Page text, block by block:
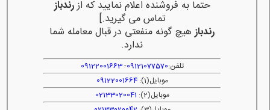
حتما به فروشنده اعلام نمایید که ازرندباز
تماس می گیرید.]
رندبازهیچ گونه منفعتی در قبال معامله شما
ندارد.
تلفن:09121077570
-
09122001663
موبایل(1):
09122001664
موبایل(2):
02133020041